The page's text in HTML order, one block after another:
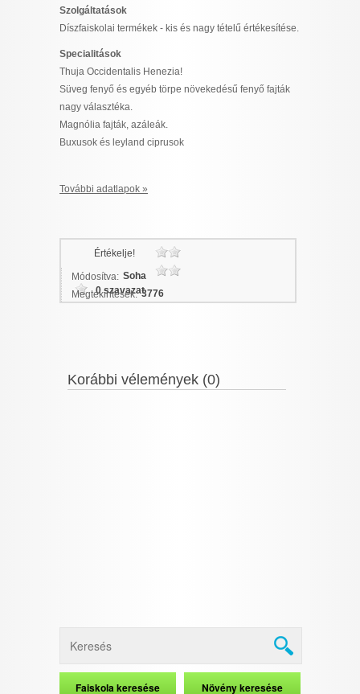
Data Deletion
Szolgáltatások
Díszfaiskolai termékek - kis és nagy tételű értékesítése.
Specialitások
Thuja Occidentalis Henezia!
Süveg fenyő és egyéb törpe növekedésű fenyő fajták
nagy választéka.
Magnólia fajták, azáleák.
Buxusok és leyland ciprusok
További adatlapok »
Értékelje!
0 szavazat
Módosítva: Soha
Megtekintések: 3776
Korábbi vélemények (0)